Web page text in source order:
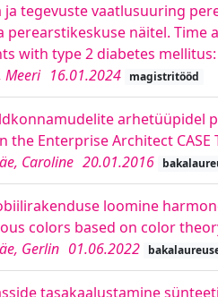
ja tegevuste vaatlusuuring
perearstikeskuse näitel.
with type 2 diabetes
Meeri 16.01.2024 magistritööd
arhetüüpidel
the Enterprise Architect CASE
Caroline 20.01.2016
loomine
colors based on color
Gerlin 01.06.2022
tasakaalustamine